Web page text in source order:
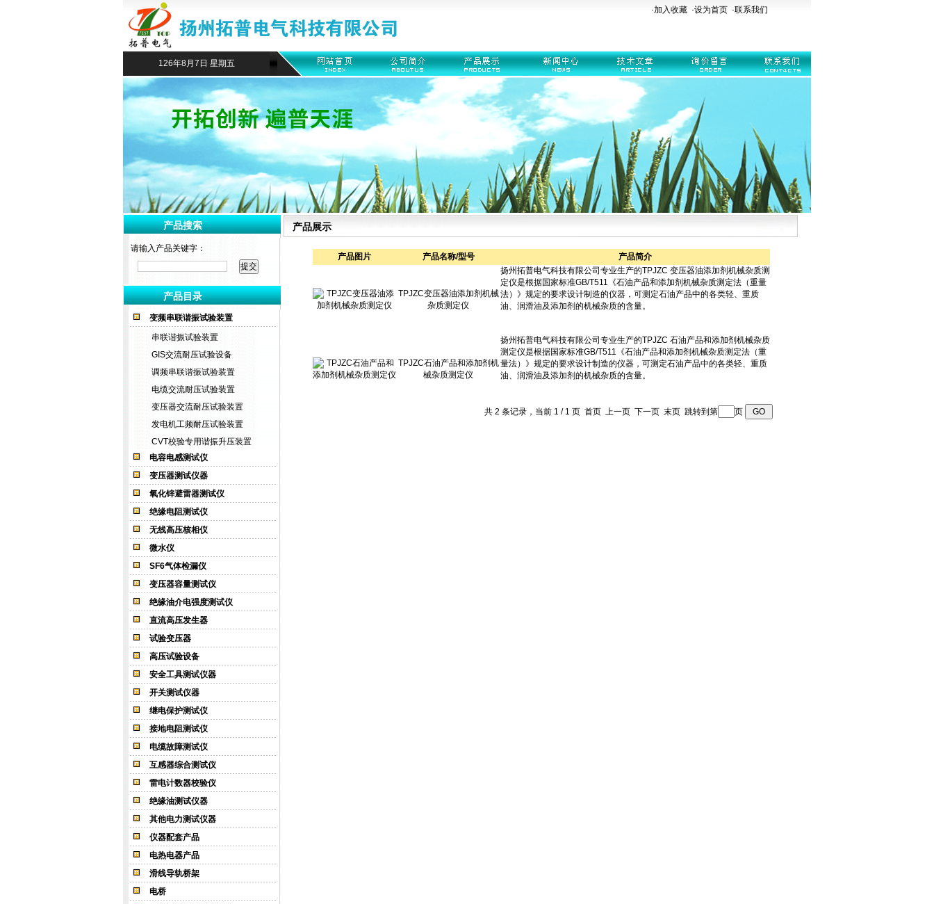
·加入收藏 ·设为首页 ·联系我们
126年8月7日 星期五
产品搜索
请输入产品关键字：
产品目录
变频串联谐振试验装置
串联谐振试验装置
GIS交流耐压试验设备
调频串联谐振试验装置
电缆交流耐压试验装置
变压器交流耐压试验装置
发电机工频耐压试验装置
CVT校验专用谐振升压装置
电容电感测试仪
变压器测试仪器
氧化锌避雷器测试仪
绝缘电阻测试仪
无线高压核相仪
微水仪
SF6气体检漏仪
变压器容量测试仪
绝缘油介电强度测试仪
直流高压发生器
试验变压器
高压试验设备
安全工具测试仪器
开关测试仪器
继电保护测试仪
接地电阻测试仪
电缆故障测试仪
互感器综合测试仪
雷电计数器校验仪
绝缘油测试仪器
其他电力测试仪器
仪器配套产品
电热电器产品
滑线导轨桥架
电桥
产品展示
产品图片 产品名称/型号 产品简介
TPJZC变压器油添加剂机械
杂质测定仪
TPJZC石油产品和添加剂机
械杂质测定仪
共 2 条记录，当前 1 / 1 页 首页 上一页 下一页 末页 跳转到第 页